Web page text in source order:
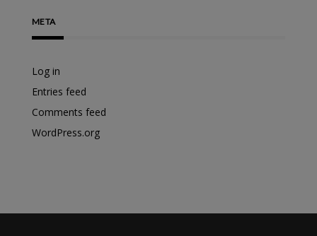
META
Log in
Entries feed
Comments feed
WordPress.org